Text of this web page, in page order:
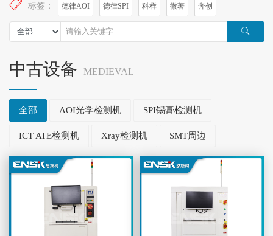
标签： 德律AOI 德律SPI 科样 微著 奔创
中古设备 MEDIEVAL
全部 AOI光学检测机 SPI锡膏检测机
ICT ATE检测机 Xray检测机 SMT周边